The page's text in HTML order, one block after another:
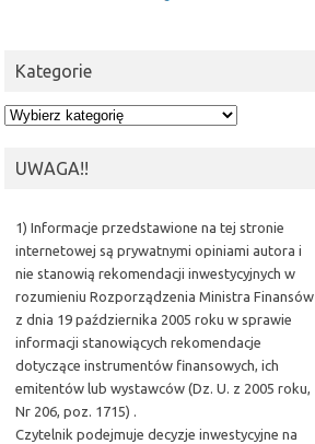
Kategorie
Kategorie
UWAGA!!
1) Informacje przedstawione na tej stronie
internetowej są prywatnymi opiniami autora i
nie stanowią rekomendacji inwestycyjnych w
rozumieniu Rozporządzenia Ministra Finansów
z dnia 19 października 2005 roku w sprawie
informacji stanowiących rekomendacje
dotyczące instrumentów finansowych, ich
emitentów lub wystawców (Dz. U. z 2005 roku,
Nr 206, poz. 1715) .
Czytelnik podejmuje decyzje inwestycyjne na